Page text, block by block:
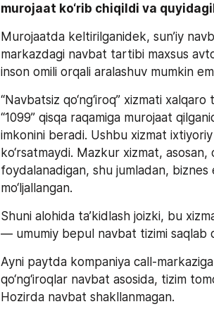
murojaat ko‘rib chiqildi va
Murojaatda keltirilganidek, sun’iy
markazdagi navbat tartibi maxsus
inson omili orqali aralashuv mumkin
“Navbatsiz qo‘ng‘iroq” xizmati
“1099” qisqa raqamiga murojaat
imkonini beradi. Ushbu xizmat
ko‘rsatmaydi. Mazkur xizmat,
foydalanadigan, shu jumladan,
mo‘ljallangan.
Shuni alohida ta’kidlash joizki, bu
— umumiy bepul navbat tizimi saqlab
Ayni paytda kompaniya call-
qo‘ng‘iroqlar navbat asosida, tizim
Hozirda navbat shakllanmagan.